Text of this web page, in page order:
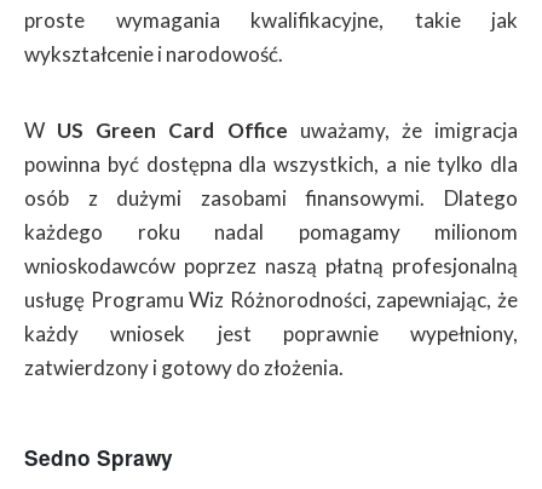
proste wymagania kwalifikacyjne, takie jak
wykształcenie i narodowość.
W US Green Card Office uważamy, że imigracja
powinna być dostępna dla wszystkich, a nie tylko dla
osób z dużymi zasobami finansowymi. Dlatego
każdego roku nadal pomagamy milionom
wnioskodawców poprzez naszą płatną profesjonalną
usługę Programu Wiz Różnorodności, zapewniając, że
każdy wniosek jest poprawnie wypełniony,
zatwierdzony i gotowy do złożenia.
Sedno Sprawy